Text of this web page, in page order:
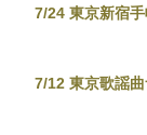
7/24 東京新宿
7/12 東京歌謡